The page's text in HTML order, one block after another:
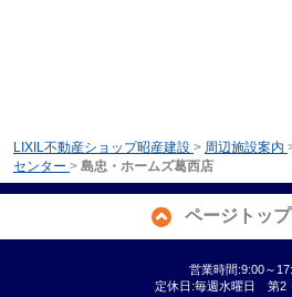
LIXIL不動産ショップ昭産建設 > 周辺施設案内
センター > 島忠・ホームズ葛西店
ページトッ
営業時間:9:00～
定休日:毎週水曜日 第2